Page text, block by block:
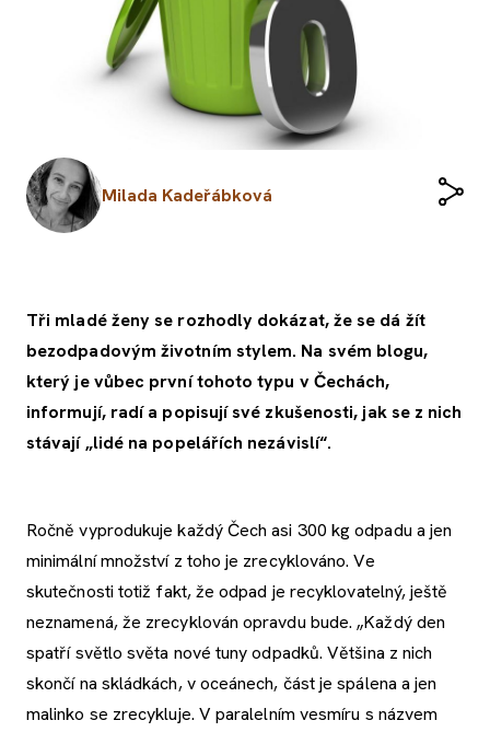
PORADNA
Milada Kadeřábková
Tři mladé ženy se rozhodly dokázat, že se dá žít
bezodpadovým životním stylem. Na svém blogu,
který je vůbec první tohoto typu v Čechách,
informují, radí a popisují své zkušenosti, jak se z nich
stávají „lidé na popelářích nezávislí“.
Ročně vyprodukuje každý Čech asi 300 kg odpadu a jen
minimální množství z toho je zrecyklováno. Ve
skutečnosti totiž fakt, že odpad je recyklovatelný, ještě
neznamená, že zrecyklován opravdu bude. „Každý den
spatří světlo světa nové tuny odpadků. Většina z nich
skončí na skládkách, v oceánech, část je spálena a jen
malinko se zrecykluje. V paralelním vesmíru s názvem